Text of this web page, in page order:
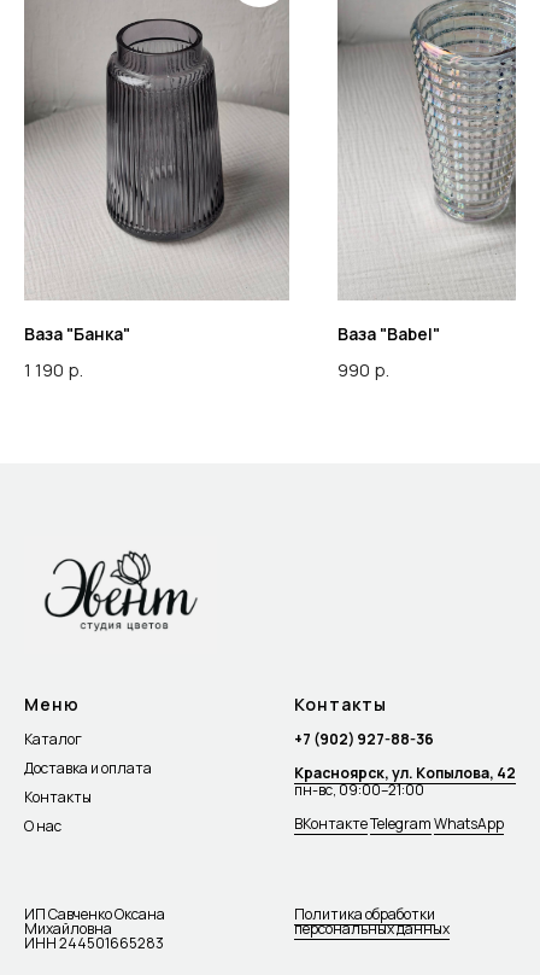
Ваза "Банка"
1 190 р.
Ваза "Babel"
990 р.
Меню
Каталог
Доставка и оплата
Контакты
О нас
Контакты
+7 (902) 927-88-36
Красноярск, ул. Копылова, 42
пн-вс, 09:00–21:00
ВКонтактеTelegramWhatsApp
ИП Савченко Оксана
Михайловна
ИНН 244501665283
Политика обработки
персональных данных